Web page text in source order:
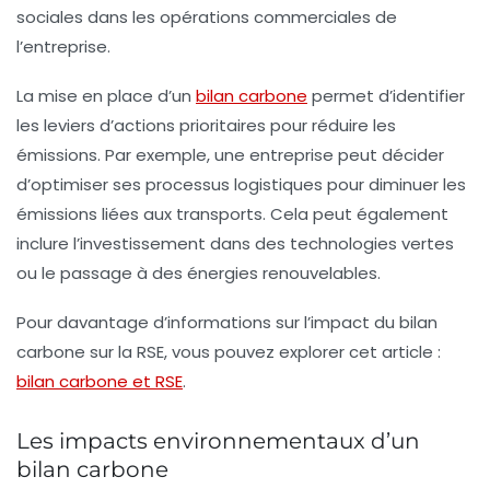
sociales dans les opérations commerciales de
l’entreprise.
La mise en place d’un bilan carbone permet d’identifier
les leviers d’actions prioritaires pour réduire les
émissions. Par exemple, une entreprise peut décider
d’optimiser ses processus logistiques pour diminuer les
émissions liées aux transports. Cela peut également
inclure l’investissement dans des technologies vertes
ou le passage à des énergies renouvelables.
Pour davantage d’informations sur l’impact du bilan
carbone sur la RSE, vous pouvez explorer cet article :
bilan carbone et RSE.
Les impacts environnementaux d’un
bilan carbone